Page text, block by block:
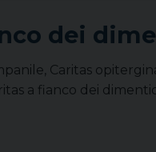
dei
Caritas
a fianco dei